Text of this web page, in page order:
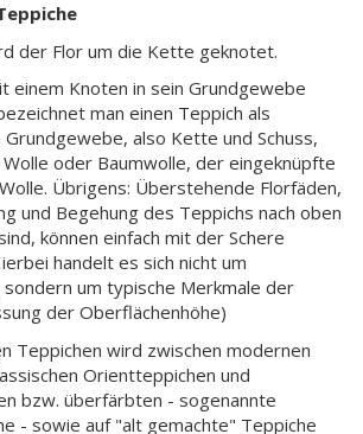
der Flor um die Kette geknotet.
einem Knoten in sein Grundgewebe
man einen Teppich als
also Kette und Schuss,
oder Baumwolle, der eingeknüpfte
Übrigens: Überstehende Florfäden,
und Begehung des Teppichs nach oben
können einfach mit der Schere
handelt es sich nicht um
um typische Merkmale der
der Oberflächenhöhe)
Teppichen wird zwischen modernen
Orientteppichen und
bzw. überfärbten - sogenannte
- sowie auf "alt gemachte" Teppiche